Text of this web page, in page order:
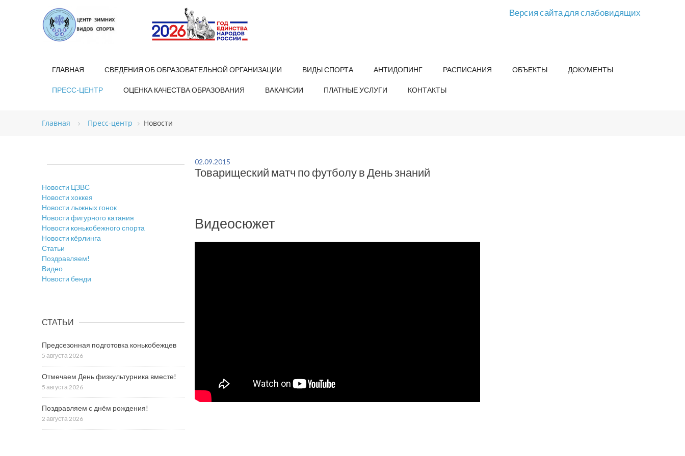
Версия сайта для слабовидящих
ГЛАВНАЯ СВЕДЕНИЯ ОБ ОБРАЗОВАТЕЛЬНОЙ ОРГАНИЗАЦИИ ВИДЫ СПОРТА АНТИДОПИНГ РАСПИСАНИЯ ОБЪЕКТЫ ДОКУМЕНТЫ
ПРЕСС-ЦЕНТР ОЦЕНКА КАЧЕСТВА ОБРАЗОВАНИЯ ВАКАНСИИ ПЛАТНЫЕ УСЛУГИ КОНТАКТЫ
Главная Пресс-центр Новости
02.09.2015
Товарищеский матч по футболу в День знаний
Видеосюжет
Новости ЦЗВС
Новости хоккея
Новости лыжных гонок
Новости фигурного катания
Новости конькобежного спорта
Новости кёрлинга
Статьи
Поздравляем!
Видео
Новости бенди
СТАТЬИ
Предсезонная подготовка конькобежцев
5 августа 2026
Отмечаем День физкультурника вместе!
5 августа 2026
Поздравляем с днём рождения!
2 августа 2026